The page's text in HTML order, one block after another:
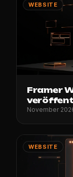
WEBSITE
Framer
November
WEBSITE